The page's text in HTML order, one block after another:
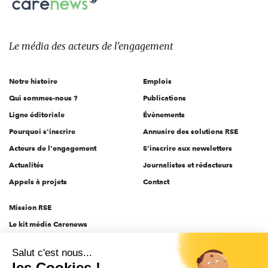
sur:
Le
des
l'engagement
Le média des acteurs de l'engagement
Notre histoire
Qui sommes-nous ?
Ligne éditoriale
Pourquoi s'inscrire
Acteurs de l'engagement
Actualités
Appels à projets
Emplois
Publications
Évènements
Annuaire des solutions RSE
S'inscrire aux newsletters
Journalistes et rédacteurs
Contact
Mission RSE
Le kit média Carenews
AEF info
Salut c'est nous...